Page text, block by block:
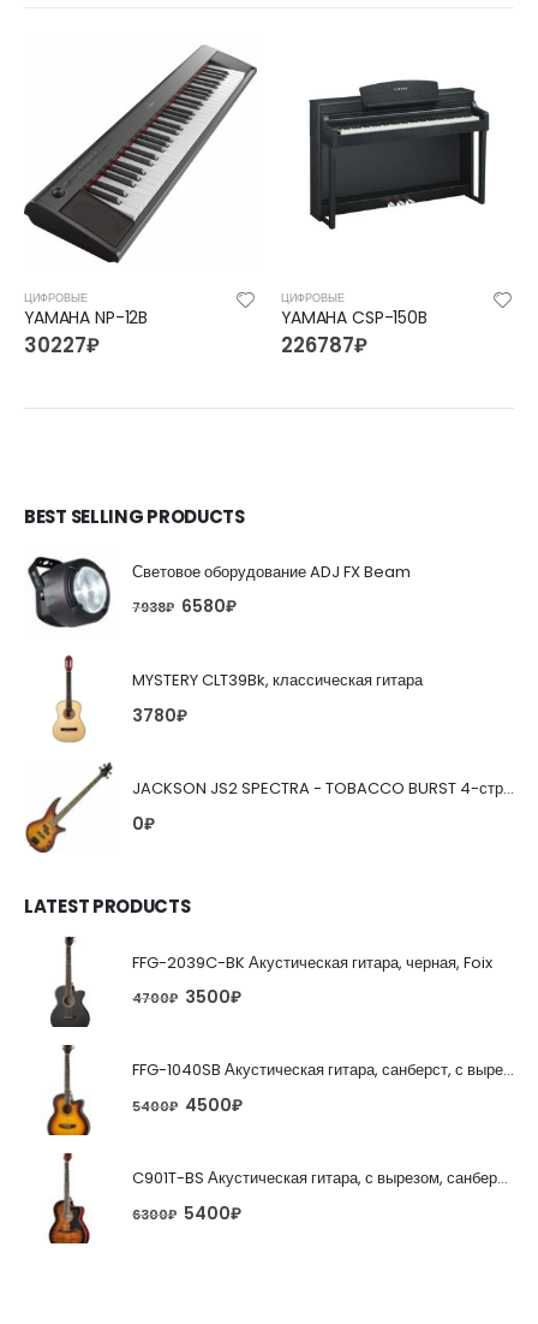
ЦИФРОВЫЕ
YAMAHA NP-12B
30227₽
ЦИФРОВЫЕ
YAMAHA CSP-150B
226787₽
BEST SELLING PRODUCTS
Световое оборудование ADJ FX Beam
7938₽ 6580₽
MYSTERY CLT39Bk, классическая гитара
3780₽
JACKSON JS2 SPECTRA - TOBACCO BURST 4-струнная бас-гитара
0₽
LATEST PRODUCTS
FFG-2039C-BK Акустическая гитара, черная, Foix
4700₽ 3500₽
FFG-1040SB Акустическая гитара, санберст, с вырезом, Foix
5400₽ 4500₽
C901T-BS Акустическая гитара, с вырезом, санберст, Caraya
6300₽ 5400₽